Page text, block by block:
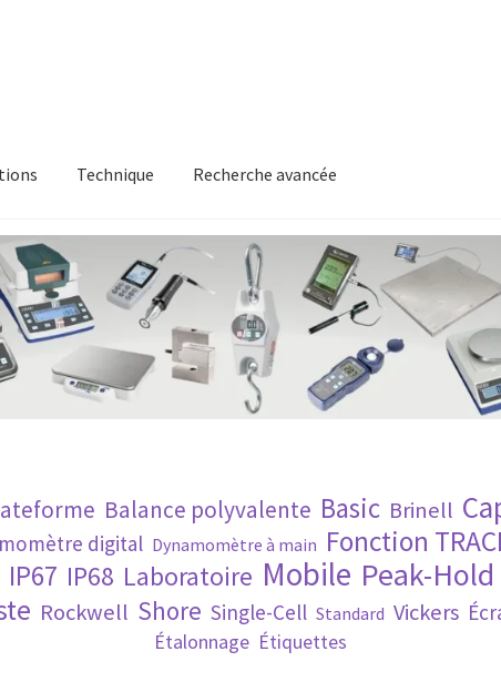
Technique Recherche avancée
en matière de remboursements et de retours Recherche
Balance polyvalente Basic Brinell
digital Dynamomètre à main Fonction
IP67 IP68 Laboratoire Mobile Peak-Hold
Rockwell Shore Single-Cell Standard Vickers
Étalonnage Étiquettes